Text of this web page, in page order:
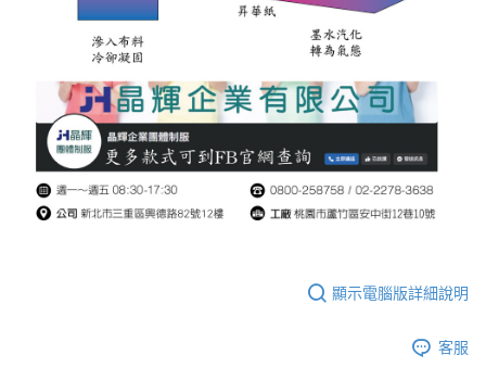
顯示電腦版詳細說明
客服